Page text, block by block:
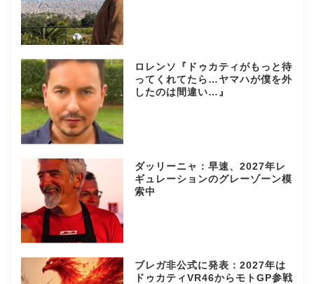
ロレンソ『ドゥカティがもっと待
ってくれてたら…ヤマハが僕を外
したのは間違い…』
ダッリーニャ：早速、2027年レ
ギュレーションのグレーゾーン模
索中
ブレガ非公式に発表：2027年は
ドゥカティVR46からモトGP参戦